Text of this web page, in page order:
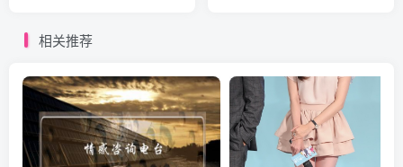
相关推荐